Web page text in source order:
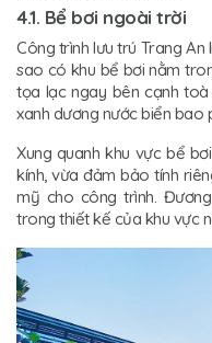
4.1. Bể bơi ngoài trời
Công trình lưu trú Trang An
sao có khu bể bơi nằm
tọa lạc ngay bên cạnh
xanh dương nước biển bao
Xung quanh khu vực bể
kính, vừa đảm bảo tính
mỹ cho công trình.
trong thiết kế của khu vực